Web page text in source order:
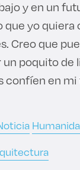
y en un
yo quiera
Creo que
poquito de
confíen en mi